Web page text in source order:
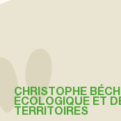
CHRISTOPHE
ÉCOLOGIQUE ET
TERRITOIRES